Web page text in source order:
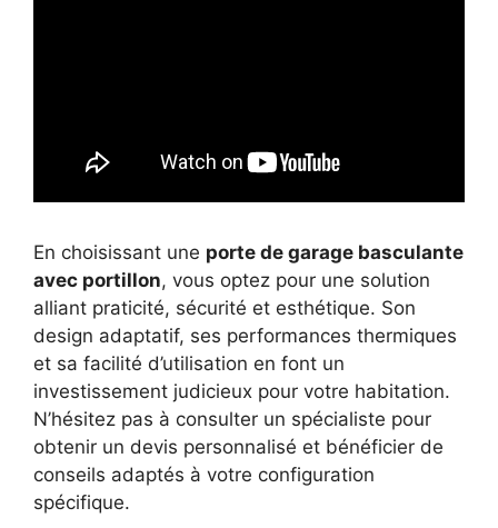
En choisissant une porte de garage basculante
avec portillon, vous optez pour une solution
alliant praticité, sécurité et esthétique. Son
design adaptatif, ses performances thermiques
et sa facilité d’utilisation en font un
investissement judicieux pour votre habitation.
N’hésitez pas à consulter un spécialiste pour
obtenir un devis personnalisé et bénéficier de
conseils adaptés à votre configuration
spécifique.